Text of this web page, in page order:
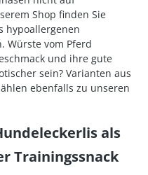
Shop finden Sie
hypoallergenen
Würste vom Pferd
und ihre gute
sein? Varianten aus
ebenfalls zu unseren
als
Trainingssnack